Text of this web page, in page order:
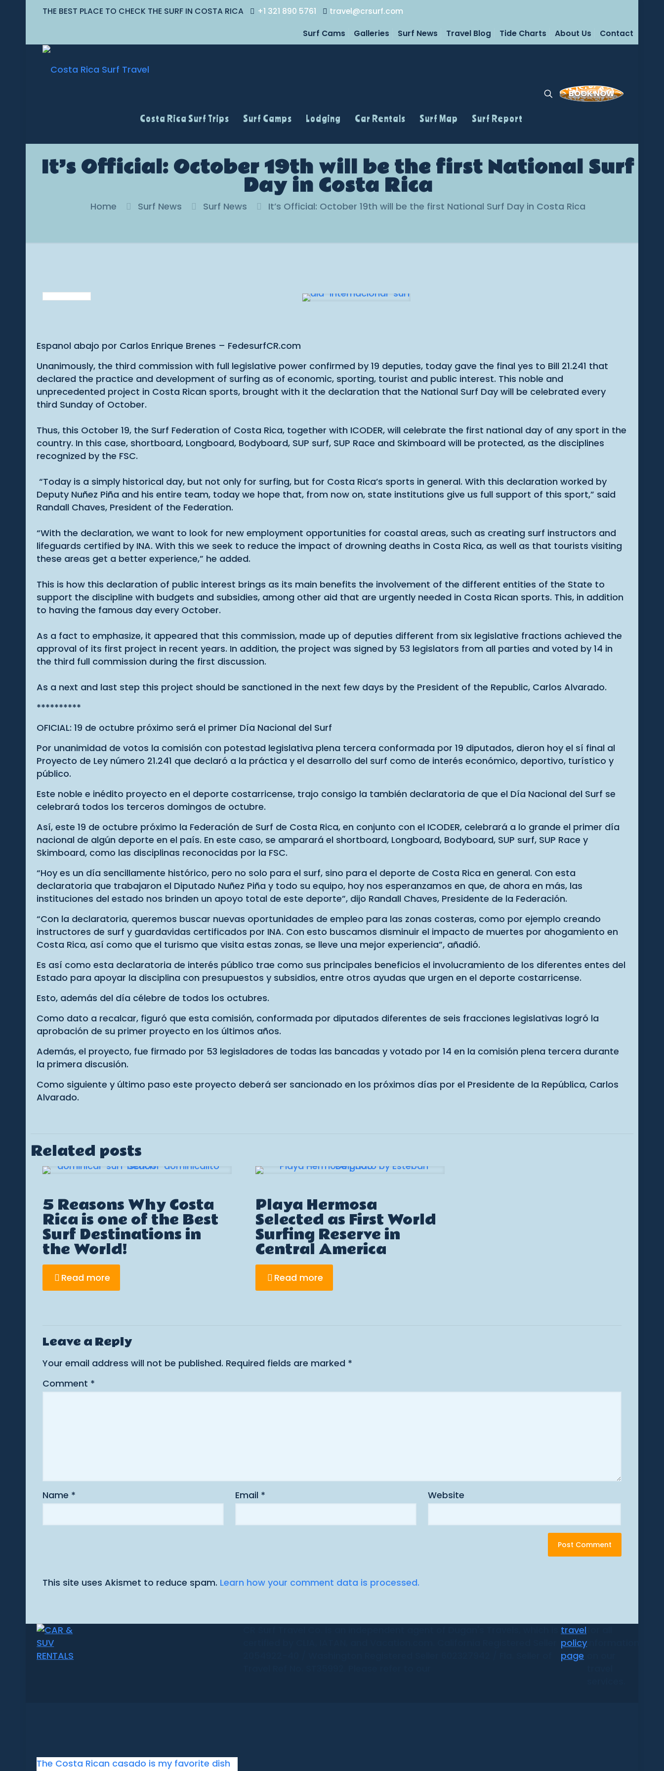
THE BEST PLACE TO CHECK THE SURF IN COSTA RICA +1 321 890 5761 travel@crsurf.com
Surf Cams Galleries Surf News Travel Blog Tide Charts About Us Contact
Costa Rica Surf Trips Surf Camps Lodging Car Rentals Surf Map Surf Report
BOOK NOW
It’s Official: October 19th will be the first National Surf
Day in Costa Rica
Home Surf News Surf News It’s Official: October 19th will be the first National Surf Day in Costa Rica
Espanol abajo por Carlos Enrique Brenes – FedesurfCR.com
Unanimously, the third commission with full legislative power confirmed by 19 deputies, today gave the final yes to Bill 21.241 that
declared the practice and development of surfing as of economic, sporting, tourist and public interest. This noble and
unprecedented project in Costa Rican sports, brought with it the declaration that the National Surf Day will be celebrated every
third Sunday of October.
Thus, this October 19, the Surf Federation of Costa Rica, together with ICODER, will celebrate the first national day of any sport in the
country. In this case, shortboard, Longboard, Bodyboard, SUP surf, SUP Race and Skimboard will be protected, as the disciplines
recognized by the FSC.
“Today is a simply historical day, but not only for surfing, but for Costa Rica’s sports in general. With this declaration worked by
Deputy Nuñez Piña and his entire team, today we hope that, from now on, state institutions give us full support of this sport,” said
Randall Chaves, President of the Federation.
“With the declaration, we want to look for new employment opportunities for coastal areas, such as creating surf instructors and
lifeguards certified by INA. With this we seek to reduce the impact of drowning deaths in Costa Rica, as well as that tourists visiting
these areas get a better experience,” he added.
This is how this declaration of public interest brings as its main benefits the involvement of the different entities of the State to
support the discipline with budgets and subsidies, among other aid that are urgently needed in Costa Rican sports. This, in addition
to having the famous day every October.
As a fact to emphasize, it appeared that this commission, made up of deputies different from six legislative fractions achieved the
approval of its first project in recent years. In addition, the project was signed by 53 legislators from all parties and voted by 14 in
the third full commission during the first discussion.
As a next and last step this project should be sanctioned in the next few days by the President of the Republic, Carlos Alvarado.
**********
OFICIAL: 19 de octubre próximo será el primer Día Nacional del Surf
Por unanimidad de votos la comisión con potestad legislativa plena tercera conformada por 19 diputados, dieron hoy el sí final al
Proyecto de Ley número 21.241 que declaró a la práctica y el desarrollo del surf como de interés económico, deportivo, turístico y
público.
Este noble e inédito proyecto en el deporte costarricense, trajo consigo la también declaratoria de que el Día Nacional del Surf se
celebrará todos los terceros domingos de octubre.
Así, este 19 de octubre próximo la Federación de Surf de Costa Rica, en conjunto con el ICODER, celebrará a lo grande el primer día
nacional de algún deporte en el país. En este caso, se amparará el shortboard, Longboard, Bodyboard, SUP surf, SUP Race y
Skimboard, como las disciplinas reconocidas por la FSC.
“Hoy es un día sencillamente histórico, pero no solo para el surf, sino para el deporte de Costa Rica en general. Con esta
declaratoria que trabajaron el Diputado Nuñez Piña y todo su equipo, hoy nos esperanzamos en que, de ahora en más, las
instituciones del estado nos brinden un apoyo total de este deporte”, dijo Randall Chaves, Presidente de la Federación.
“Con la declaratoria, queremos buscar nuevas oportunidades de empleo para las zonas costeras, como por ejemplo creando
instructores de surf y guardavidas certificados por INA. Con esto buscamos disminuir el impacto de muertes por ahogamiento en
Costa Rica, así como que el turismo que visita estas zonas, se lleve una mejor experiencia”, añadió.
Es así como esta declaratoria de interés público trae como sus principales beneficios el involucramiento de los diferentes entes del
Estado para apoyar la disciplina con presupuestos y subsidios, entre otros ayudas que urgen en el deporte costarricense.
Esto, además del día célebre de todos los octubres.
Como dato a recalcar, figuró que esta comisión, conformada por diputados diferentes de seis fracciones legislativas logró la
aprobación de su primer proyecto en los últimos años.
Además, el proyecto, fue firmado por 53 legisladores de todas las bancadas y votado por 14 en la comisión plena tercera durante
la primera discusión.
Como siguiente y último paso este proyecto deberá ser sancionado en los próximos días por el Presidente de la República, Carlos
Alvarado.
Related posts
5 Reasons Why Costa
Rica is one of the Best
Surf Destinations in
the World!
Read more
Playa Hermosa
Selected as First World
Surfing Reserve in
Central America
Read more
Leave a Reply
Your email address will not be published. Required fields are marked *
Comment *
Name * Email * Website
This site uses Akismet to reduce spam. Learn how your comment data is processed.
travel
policy
page
The Costa Rican casado is my favorite dish